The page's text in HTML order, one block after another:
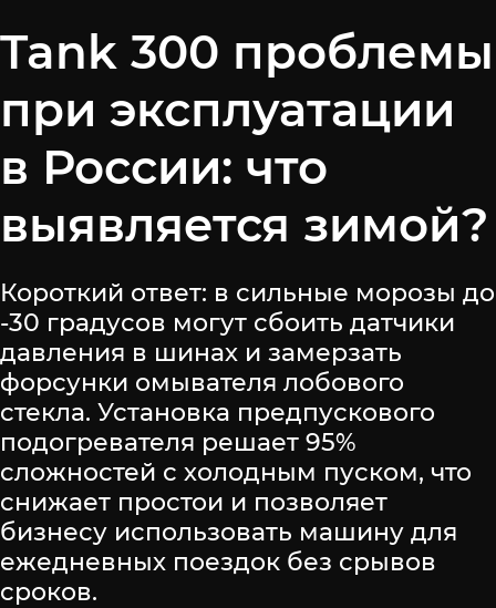
Tank 300 проблемы
при эксплуатации
в России: что
выявляется зимой?
Короткий ответ: в сильные морозы до
-30 градусов могут сбоить датчики
давления в шинах и замерзать
форсунки омывателя лобового
стекла. Установка предпускового
подогревателя решает 95%
сложностей с холодным пуском, что
снижает простои и позволяет
бизнесу использовать машину для
ежедневных поездок без срывов
сроков.